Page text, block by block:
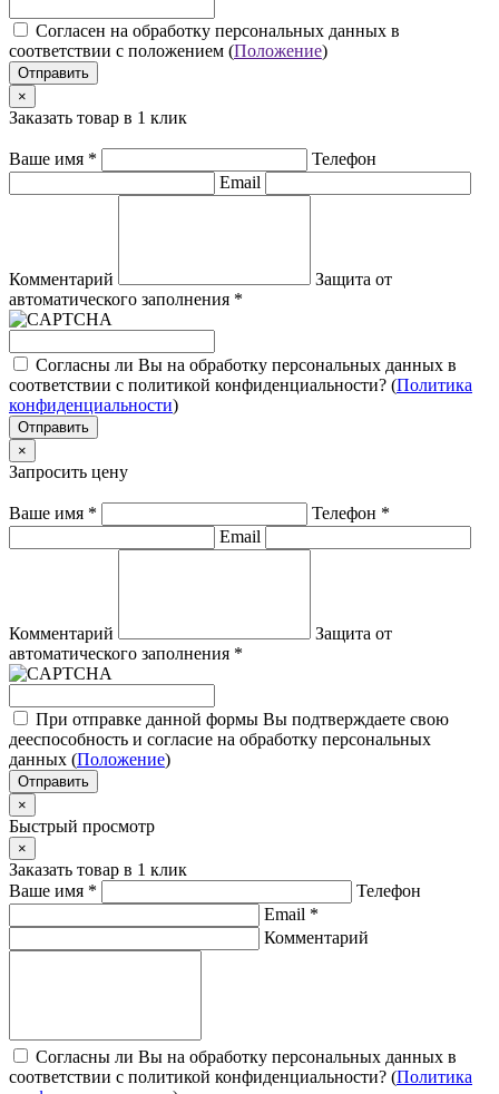
Cогласен на обработку персональных данных в
соответствии с положением (Положение)
Отправить
×
Заказать товар в 1 клик
Ваше имя *
Телефон
Email
Комментарий
Защита от
автоматического заполнения *
Согласны ли Вы на обработку персональных данных в
соответствии с политикой конфиденциальности? (Политика
конфиденциальности)
Отправить
×
Запросить цену
Ваше имя * Телефон *
Email
Комментарий
Защита от
автоматического заполнения *
При отправке данной формы Вы подтверждаете свою
дееспособность и согласие на обработку персональных
данных (Положение)
Отправить
×
Быстрый просмотр
×
Заказать товар в 1 клик
Ваше имя *
Телефон
Email *
Комментарий
Согласны ли Вы на обработку персональных данных в
соответствии с политикой конфиденциальности? (Политика